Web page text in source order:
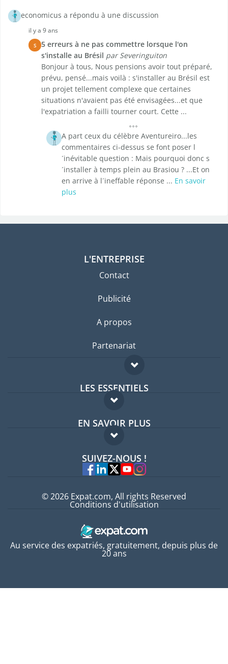
economicus a répondu à une discussion
il y a 9 ans
S
5 erreurs à ne pas commettre lorsque l'on
s'installe au Brésil par Severinguiton
Bonjour à tous, Nous pensions avoir tout préparé,
prévu, pensé...mais voilà : s'installer au Brésil est
un projet tellement complexe que certaines
situations n'avaient pas été envisagées...et que
l'expatriation a failli tourner court. Cette ...
A part ceux du célèbre Aventureiro...les
commentaires ci-dessus se font poser l
´inévitable question : Mais pourquoi donc s
´installer à temps plein au Brasiou ? ...Et on
en arrive à l´ineffable réponse ... En savoir
plus
L'ENTREPRISE
Contact
Publicité
A propos
Partenariat
LES ESSENTIELS
Forum expatriés
Guides pays
EN SAVOIR PLUS
FAQ
Experts
SUIVEZ-NOUS !
Au service des expatriés, gratuitement, depuis plus de
20 ans
© 2026 Expat.com, All rights Reserved
Conditions d'utilisation